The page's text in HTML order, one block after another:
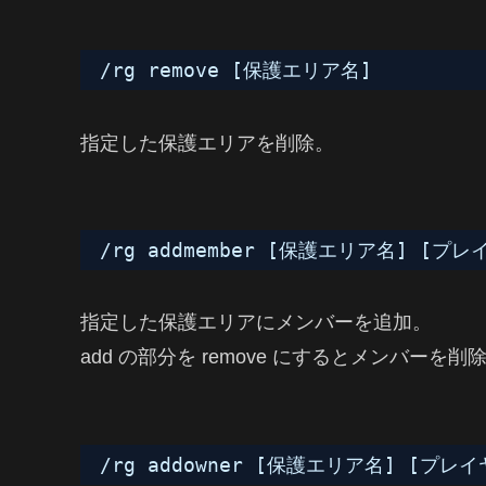
/rg remove [保護エリア名]
指定した保護エリアを削除。
/rg addmember [保護エリア名] [プレ
指定した保護エリアにメンバーを追加。
add の部分を remove にするとメンバーを削除
/rg addowner [保護エリア名] [プレイ